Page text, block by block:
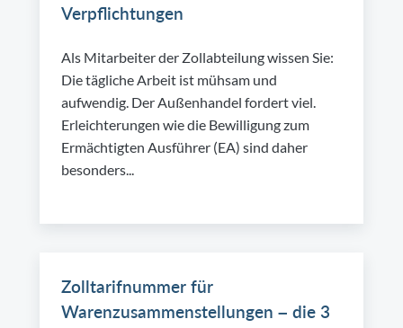
Verpflichtungen
Als Mitarbeiter der Zollabteilung wissen Sie:
Die tägliche Arbeit ist mühsam und
aufwendig. Der Außenhandel fordert viel.
Erleichterungen wie die Bewilligung zum
Ermächtigten Ausführer (EA) sind daher
besonders...
Zolltarifnummer für
Warenzusammenstellungen – die 3